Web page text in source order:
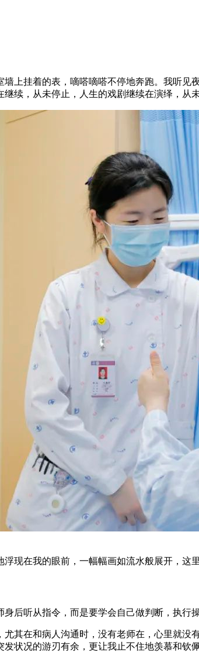
墙上挂着的表，嘀嗒嘀嗒不停地奔跑。我听
续，从未停止，人生的戏剧继续在演绎，从
现在我的眼前，一幅幅画如流水般展开，
后听从指令，而是要学会自己做判断，执行
尤其在和病人沟通时，没有老师在，心里就
状况的游刃有余，更让我止不住地羡慕和钦佩